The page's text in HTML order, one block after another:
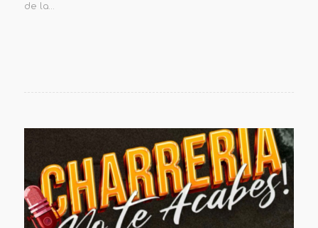
de la…